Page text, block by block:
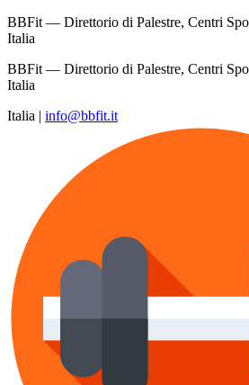
BBFit — Direttorio di Palestre, Centri
Italia
BBFit — Direttorio di Palestre, Centri
Italia
Italia | info@bbfit.it